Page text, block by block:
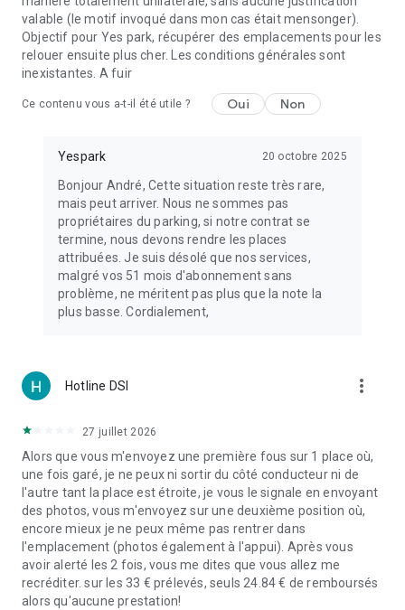
valable (le motif invoqué dans mon cas était mensonger).
Objectif pour Yes park, récupérer des emplacements pour les
relouer ensuite plus cher. Les conditions générales sont
inexistantes. A fuir
Ce contenu vous a-t-il été utile ? Oui Non
Yespark 20 octobre 2025
Bonjour André, Cette situation reste très rare,
mais peut arriver. Nous ne sommes pas
propriétaires du parking, si notre contrat se
termine, nous devons rendre les places
attribuées. Je suis désolé que nos services,
malgré vos 51 mois d'abonnement sans
problème, ne méritent pas plus que la note la
plus basse. Cordialement,
Hotline DSI more_vert
27 juillet 2026
Alors que vous m'envoyez une première fous sur 1 place où,
une fois garé, je ne peux ni sortir du côté conducteur ni de
l'autre tant la place est étroite, je vous le signale en envoyant
des photos, vous m'envoyez sur une deuxième position où,
encore mieux je ne peux même pas rentrer dans
l'emplacement (photos également à l'appui). Après vous
avoir alerté les 2 fois, vous me dites que vous allez me
recréditer. sur les 33 € prélevés, seuls 24.84 € de remboursés
alors qu'aucune prestation!